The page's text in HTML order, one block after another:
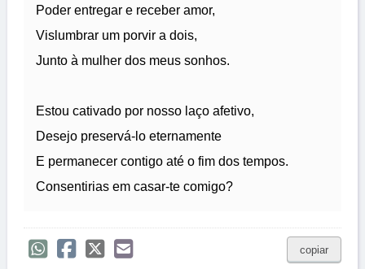
Poder entregar e receber amor,
Vislumbrar um porvir a dois,
Junto à mulher dos meus sonhos.
Estou cativado por nosso laço afetivo,
Desejo preservá-lo eternamente
E permanecer contigo até o fim dos tempos.
Consentirias em casar-te comigo?
copiar